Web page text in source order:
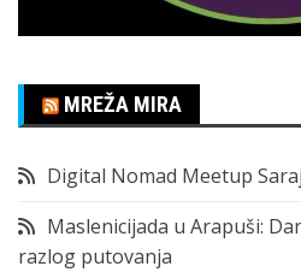
MREŽA MIRA
Digital Nomad Meetup
Maslenicijada u Arapuši:
razlog putovanja